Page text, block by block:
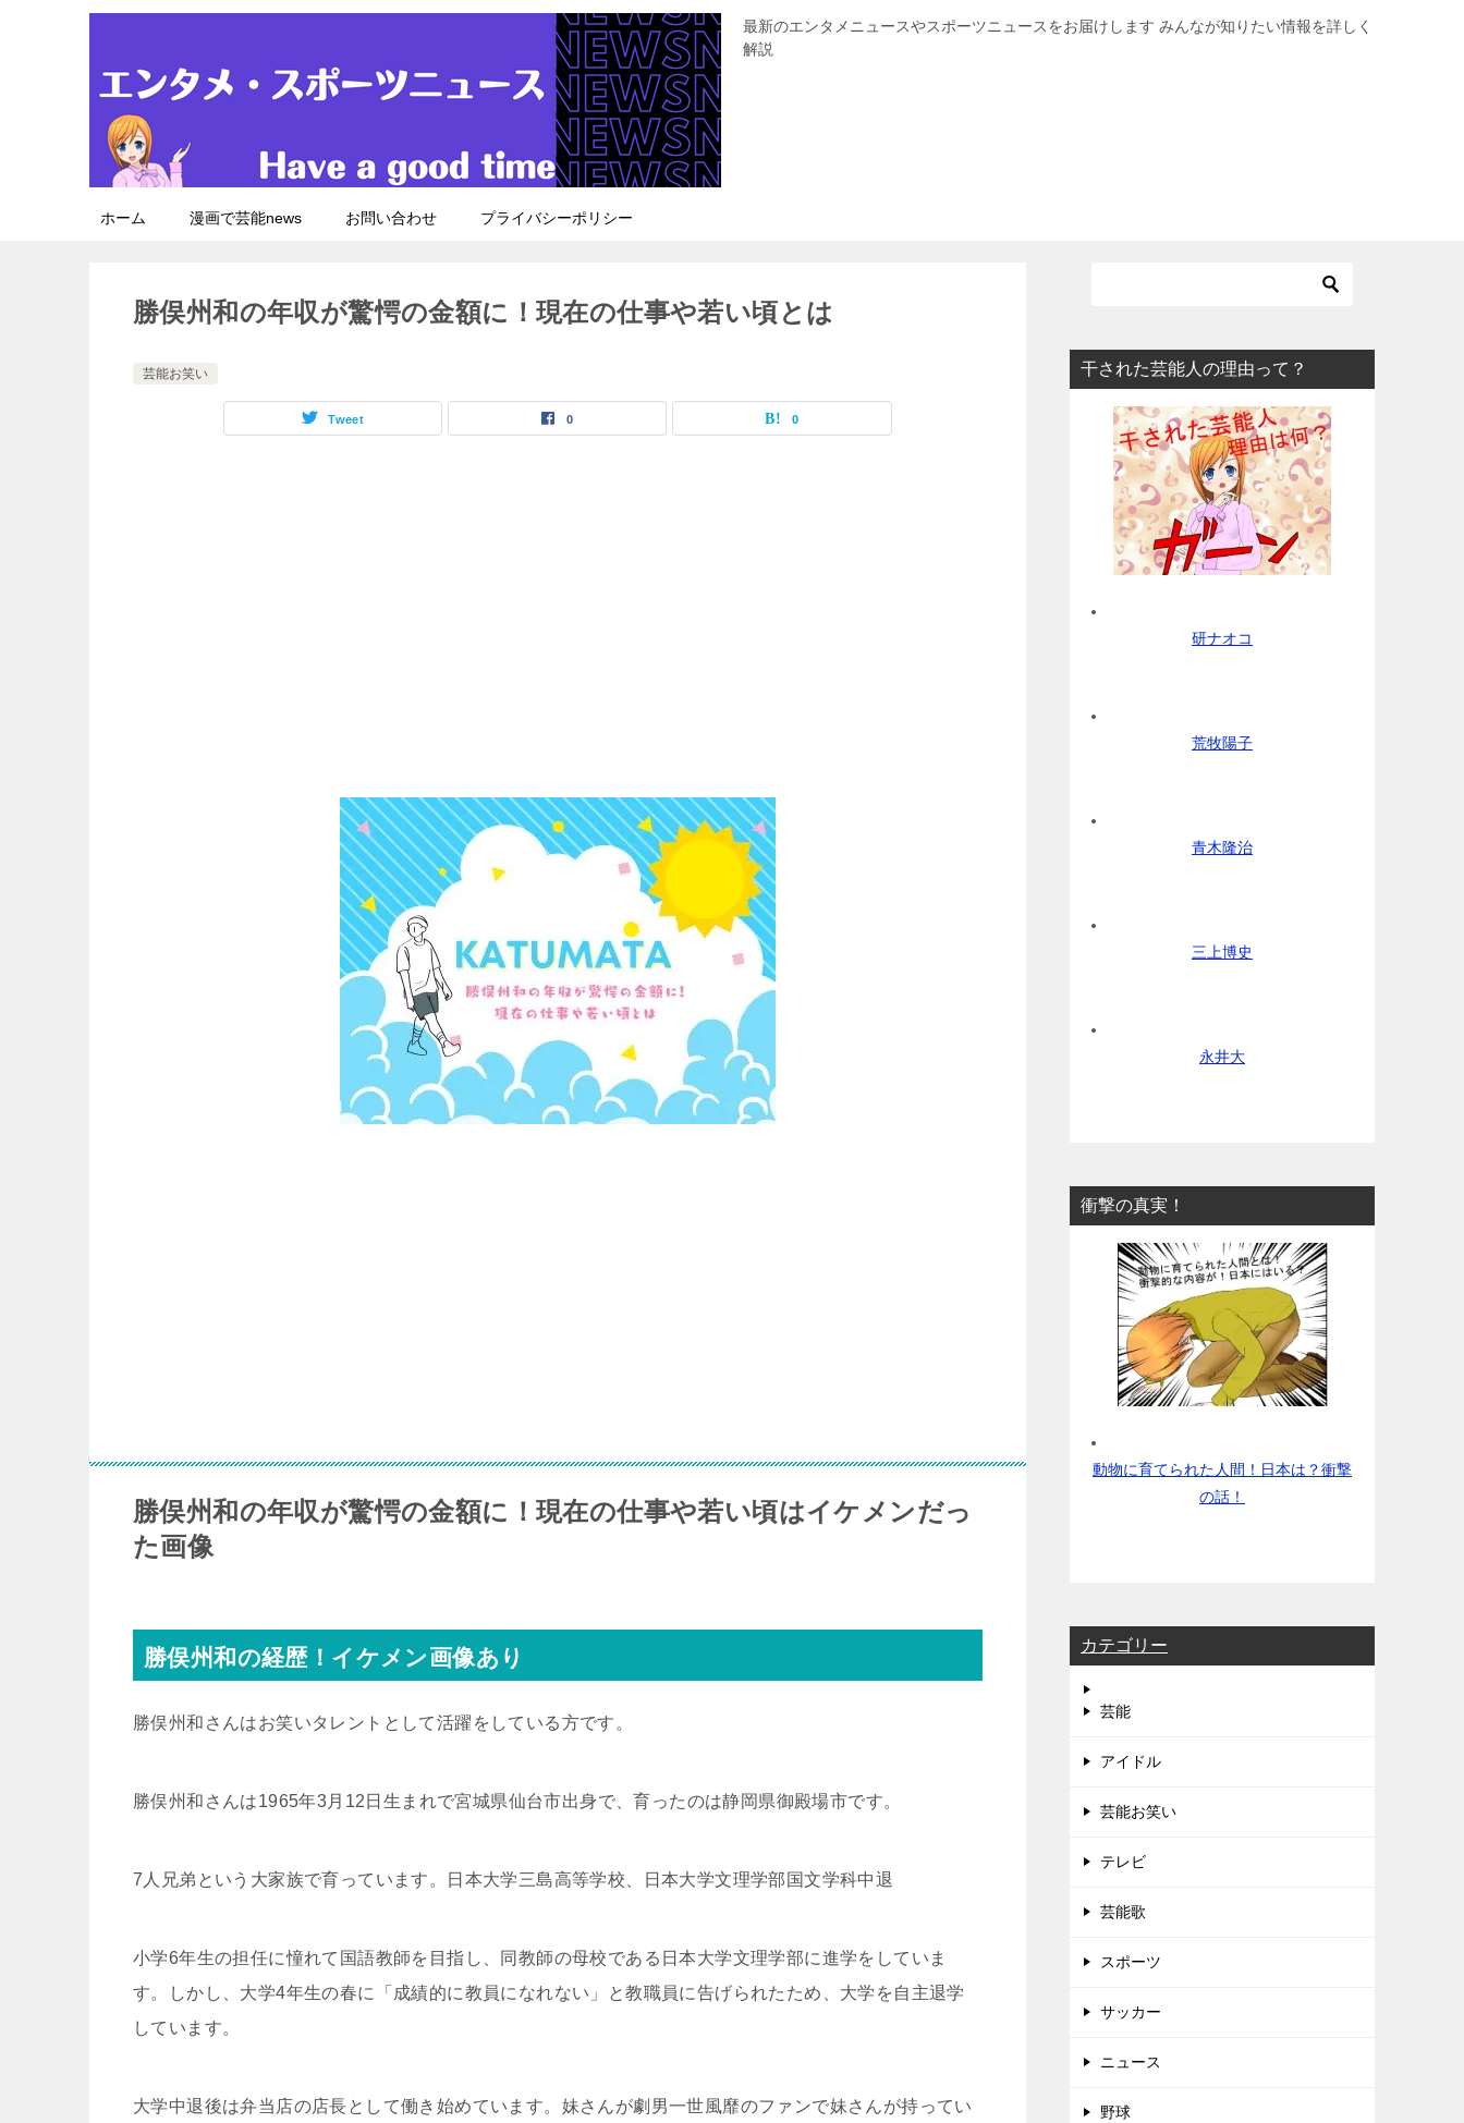
最新のエンタメニュースやスポーツニュースをお届けします みんなが知りたい情報を詳しく
解説
ホーム 漫画で芸能news お問い合わせ プライバシーポリシー
勝俣州和の年収が驚愕の金額に！現在の仕事や若い頃とは
芸能お笑い
Tweet 0 0
勝俣州和の年収が驚愕の金額に！現在の仕事や若い頃はイケメンだっ
た画像
勝俣州和の経歴！イケメン画像あり
勝俣州和さんはお笑いタレントとして活躍をしている方です。
勝俣州和さんは1965年3月12日生まれで宮城県仙台市出身で、育ったのは静岡県御殿場市です。
7人兄弟という大家族で育っています。日本大学三島高等学校、日本大学文理学部国文学科中退
小学6年生の担任に憧れて国語教師を目指し、同教師の母校である日本大学文理学部に進学をしていま
す。しかし、大学4年生の春に「成績的に教員になれない」と教職員に告げられたため、大学を自主退学
しています。
大学中退後は弁当店の店長として働き始めています。妹さんが劇男一世風靡のファンで妹さんが持ってい
干された芸能人の理由って？
研ナオコ
荒牧陽子
青木隆治
三上博史
永井大
衝撃の真実！
動物に育てられた人間！日本は？衝撃
の話！
カテゴリー
芸能
アイドル
芸能お笑い
テレビ
芸能歌
スポーツ
サッカー
ニュース
野球